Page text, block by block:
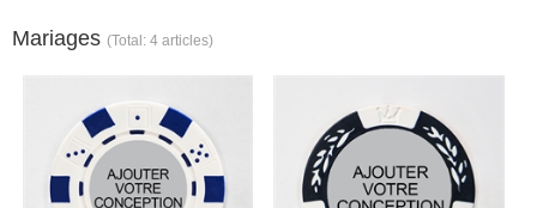
Mariages (Total: 4 articles)